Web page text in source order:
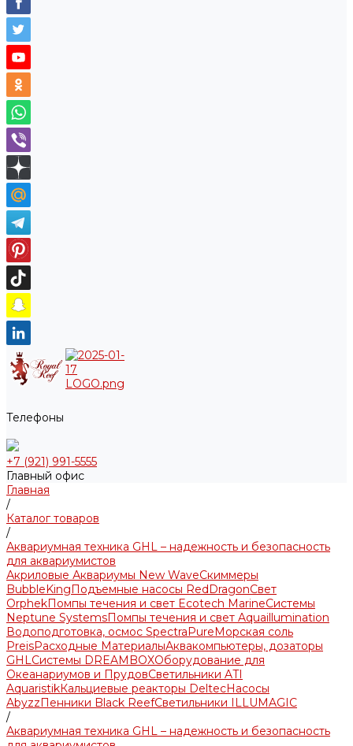
Телефоны
+7 (921) 991-5555
Главный офис
Главная
/
Каталог товаров
/
Аквариумная техника GHL – надежность и безопасность
для аквариумистов
Акриловые Аквариумы New WaveСкиммеры
BubbleKingПодъемные насосы RedDragonСвет
OrphekПомпы течения и свет Ecotech MarineСистемы
Neptune SystemsПомпы течения и свет Aquaillumination
Водоподготовка, осмос SpectraPureМорская соль
PreisРасходные МатериалыАквакомпьютеры, дозаторы
GHLСистемы DREAMBOXОборудование для
Океанариумов и ПрудовСветильники ATI
AquaristikКальциевые реакторы DeltecНасосы
AbyzzПенники Black ReefСветильники ILLUMAGIC
/
Аквариумная техника GHL – надежность и безопасность